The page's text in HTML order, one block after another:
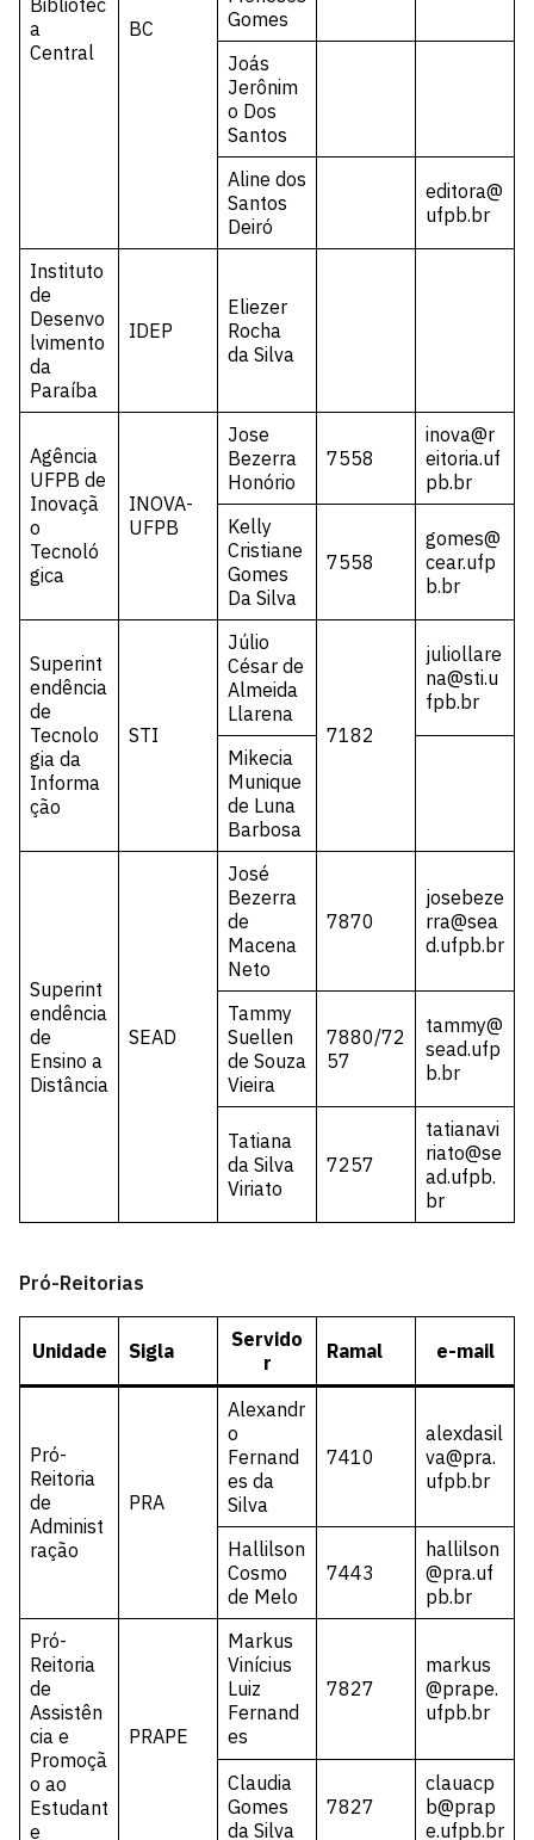
Bibliotec
a
Central
BC
Gomes
Joás
Jerônim
o Dos
Santos
Aline dos
Santos
Deiró
editora@
ufpb.br
Instituto
de
Desenvo
lvimento
da
Paraíba
IDEP
Eliezer
Rocha
da Silva
Agência
UFPB de
Inovaçã
o
Tecnoló
gica
INOVA-
UFPB
Jose
Bezerra
Honório
7558
inova@r
eitoria.uf
pb.br
Kelly
Cristiane
Gomes
Da Silva
7558
gomes@
cear.ufp
b.br
Superint
endência
de
Tecnolo
gia da
Informa
ção
STI
Júlio
César de
Almeida
Llarena
7182
juliollare
na@sti.u
fpb.br
Mikecia
Munique
de Luna
Barbosa
Superint
endência
de
Ensino a
Distância
SEAD
José
Bezerra
de
Macena
Neto
7870
josebeze
rra@sea
d.ufpb.br
Tammy
Suellen
de Souza
Vieira
7880/72
57
tammy@
sead.ufp
b.br
Tatiana
da Silva
Viriato
7257
tatianavi
riato@se
ad.ufpb.
br
Pró-Reitorias
Unidade Sigla
Servido
r
Ramal e-mail
Pró-
Reitoria
de
Administ
ração
PRA
Alexandr
o
Fernand
es da
Silva
7410
alexdasil
va@pra.
ufpb.br
Hallilson
Cosmo
de Melo
7443
hallilson
@pra.uf
pb.br
Pró-
Reitoria
de
Assistên
cia e
Promoçã
o ao
Estudant
e
PRAPE
Markus
Vinícius
Luiz
Fernand
es
7827
markus
@prape.
ufpb.br
Claudia
Gomes
da Silva
7827
clauacp
b@prap
e.ufpb.br